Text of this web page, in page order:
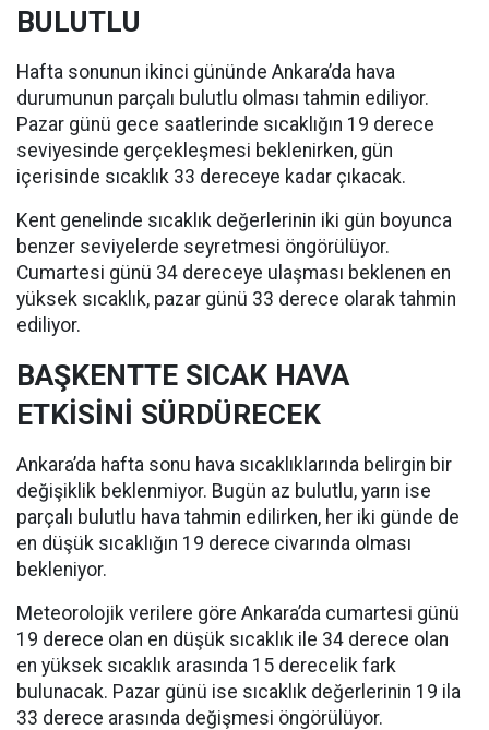
BULUTLU
Hafta sonunun ikinci gününde Ankara’da hava
durumunun parçalı bulutlu olması tahmin ediliyor.
Pazar günü gece saatlerinde sıcaklığın 19 derece
seviyesinde gerçekleşmesi beklenirken, gün
içerisinde sıcaklık 33 dereceye kadar çıkacak.
Kent genelinde sıcaklık değerlerinin iki gün boyunca
benzer seviyelerde seyretmesi öngörülüyor.
Cumartesi günü 34 dereceye ulaşması beklenen en
yüksek sıcaklık, pazar günü 33 derece olarak tahmin
ediliyor.
BAŞKENTTE SICAK HAVA
ETKİSİNİ SÜRDÜRECEK
Ankara’da hafta sonu hava sıcaklıklarında belirgin bir
değişiklik beklenmiyor. Bugün az bulutlu, yarın ise
parçalı bulutlu hava tahmin edilirken, her iki günde de
en düşük sıcaklığın 19 derece civarında olması
bekleniyor.
Meteorolojik verilere göre Ankara’da cumartesi günü
19 derece olan en düşük sıcaklık ile 34 derece olan
en yüksek sıcaklık arasında 15 derecelik fark
bulunacak. Pazar günü ise sıcaklık değerlerinin 19 ila
33 derece arasında değişmesi öngörülüyor.